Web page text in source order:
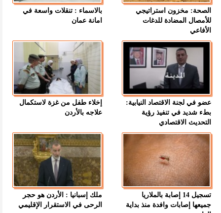
الصحة: مخزون استراتيجي
للأمصال المضادة للدغات
الأفاعي
بالاسماء : تنقلات واسعة في
امانة عمان
عضو في لجنة الاقتصاد النيابية:
بطء شديد في تنفيذ رؤية
التحديث الاقتصادي
إخلاء طفل من غزة لاستكمال
علاجه بالأردن
تسجيل 14 إصابة بالملاريا
جميعها إصابات وافدة منذ بداية
ملك إسبانيا : الأردن هو حجر
الرحى في الاستقرار الإقليمي